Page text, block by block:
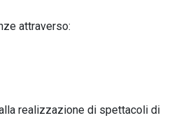
attraverso:
realizzazione di spettacoli di